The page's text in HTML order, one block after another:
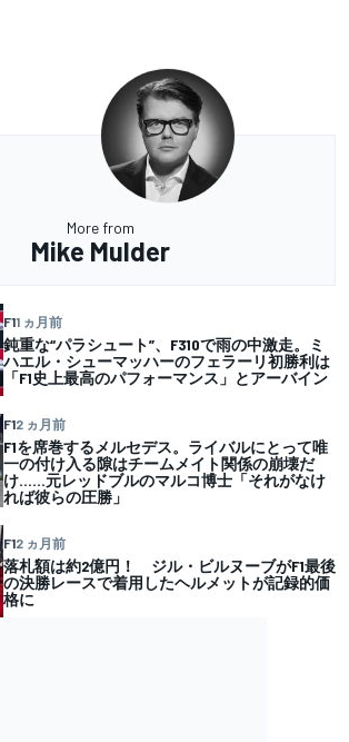
More from
Mike Mulder
F11 ヵ月前
鈍重な“パラシュート”、F310で雨の中激走。ミ
ハエル・シューマッハーのフェラーリ初勝利は
「F1史上最高のパフォーマンス」とアーバイン
F12 ヵ月前
F1を席巻するメルセデス。ライバルにとって唯
一の付け入る隙はチームメイト関係の崩壊だ
け……元レッドブルのマルコ博士「それがなけ
れば彼らの圧勝」
F12 ヵ月前
落札額は約2億円！ ジル・ビルヌーブがF1最後
の決勝レースで着用したヘルメットが記録的価
格に